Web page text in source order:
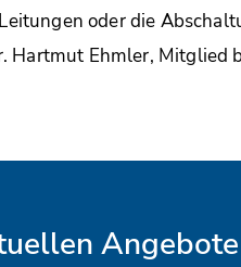
oder die
Hartmut Ehmler, Mitglied